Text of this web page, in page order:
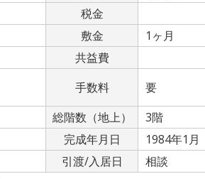
税金
敷金
1ヶ月
共益費
手数料
要
総階数（地上）
3階
完成年月日
1984年1月
引渡/入居日
相談